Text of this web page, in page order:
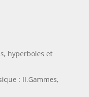
hyperboles et
: II.Gammes,